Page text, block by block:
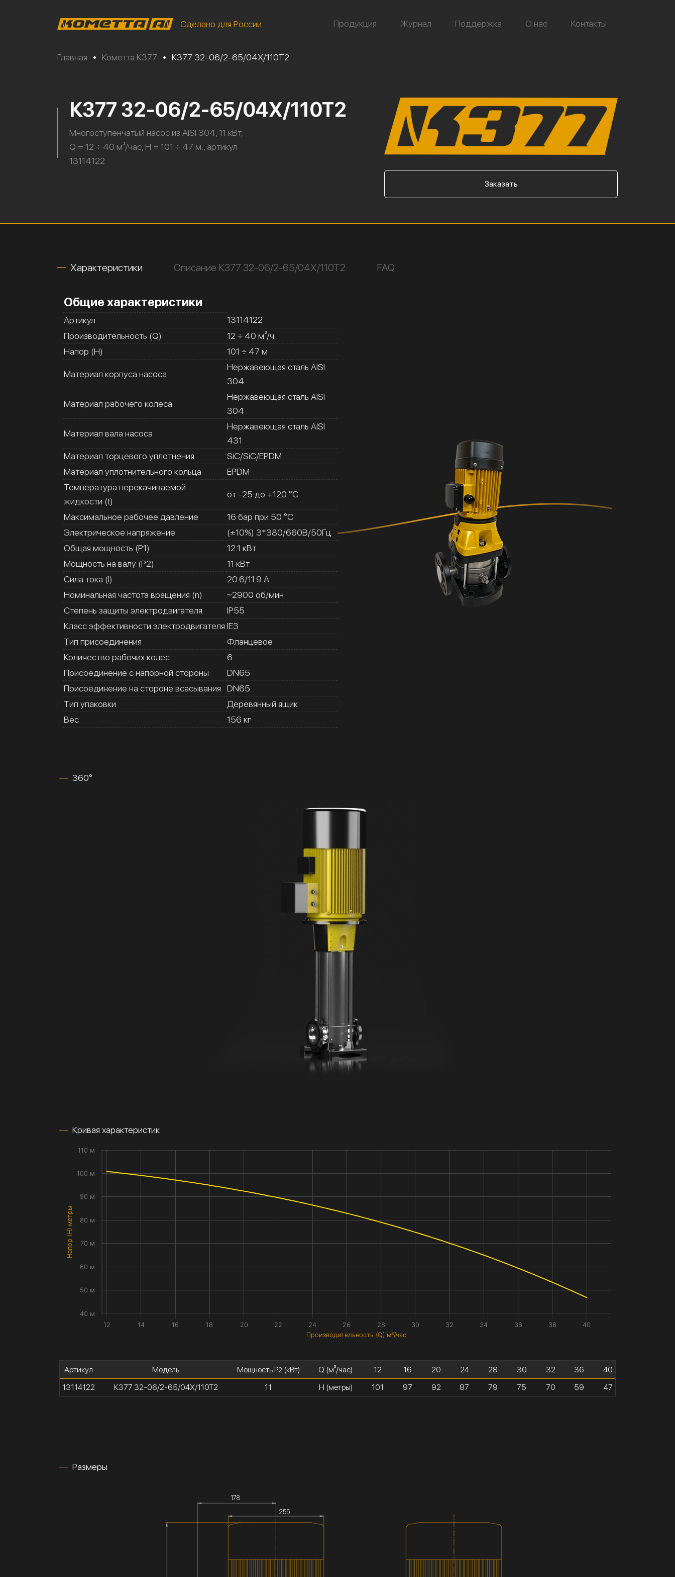
Сделано для России Продукция Журнал Поддержка О нас Контакты
Главная • Кометта К377 • К377 32-06/2-65/04Х/110Т2
К377 32-06/2-65/04Х/110Т2
Многоступенчатый насос из AISI 304, 11 кВт,
Q = 12 ÷ 40 м³/час, H = 101 ÷ 47 м., артикул
13114122
Заказать
Характеристики Описание К377 32-06/2-65/04Х/110Т2 FAQ
Общие характеристики
Артикул
13114122
Производительность (Q)
12 ÷ 40 м³/ч
Напор (H)
101 ÷ 47 м
Материал корпуса насоса
Нержавеющая сталь AISI
304
Материал рабочего колеса
Нержавеющая сталь AISI
304
Материал вала насоса
Нержавеющая сталь AISI
431
Материал торцевого уплотнения
SiC/SiC/EPDM
Материал уплотнительного кольца
EPDM
Температура перекачиваемой
жидкости (t)
от -25 до +120 °C
Максимальное рабочее давление
16 бар при 50 °C
Электрическое напряжение
(±10%) 3*380/660В/50Гц
Общая мощность (Р1)
12.1 кВт
Мощность на валу (Р2)
11 кВт
Сила тока (I)
20.6/11.9 A
Номинальная частота вращения (n)
~2900 об/мин
Степень защиты электродвигателя
IP55
Класс эффективности электродвигателя IE3
Тип присоединения
Фланцевое
Количество рабочих колес
6
Присоединение с напорной стороны
DN65
Присоединение на стороне всасывания
DN65
Тип упаковки
Деревянный ящик
Вес
156 кг
360°
Кривая характеристик
Производительность (Q) м³/час
Напор (H) метры
12 14 16 18 20 22 24 26 28 30 32 34 36 38 40
40 м
50 м
60 м
70 м
80 м
90 м
100 м
110 м
Артикул
13114122
Модель
К377 32-06/2-65/04Х/110Т2
Мощность P2(кВт)
11
Q (м³/час)
H (метры)
12
101
16
97
20
92
24
87
28
79
30
75
32
70
36
59
40
47
Размеры
178
255